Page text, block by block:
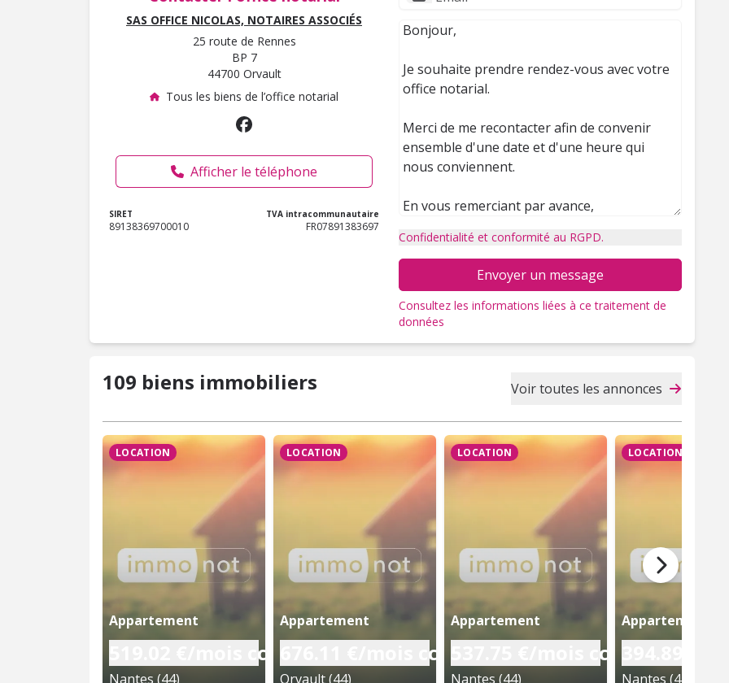
SAS OFFICE NICOLAS, NOTAIRES ASSOCIÉS
25 route de Rennes
BP 7
44700 Orvault
Tous les biens de l’office notarial
Afficher le téléphone
SIRET
89138369700010
TVA intracommunautaire
FR07891383697
Confidentialité et conformité au RGPD.
Envoyer un message
Consultez les informations liées à ce traitement de
données
109 biens immobiliers Voir toutes les annonces
LOCATION
Appartement
519.02 €/mois cc
Nantes (44)
LOCATION
Appartement
676.11 €/mois cc
Orvault (44)
LOCATION
Appartement
537.75 €/mois cc
Nantes (44)
LOCATION
Appartement
Nantes (44)